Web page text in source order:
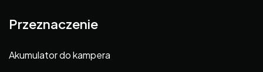
Przeznaczenie
Akumulator do kampera